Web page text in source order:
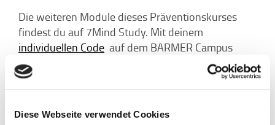
Diese Webseite verwendet Cookies
Die weiteren Module dieses Präventionskurses
findest du auf 7Mind Study. Mit deinem
individuellen Code auf dem BARMER Campus
Coach nutzt du das gesamte Angebot von 7Mind
Study kostenfrei.
Teilen